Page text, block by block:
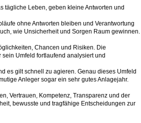
tägliche Leben, geben kleine Antworten und
ohne Antworten bleiben und Verantwortung
wie Unsicherheit und Sorgen Raum gewinnen.
Chancen und Risiken. Die
Umfeld fortlaufend analysiert und
es gilt schnell zu agieren. Genau dieses Umfeld
Anleger sogar ein sehr gutes Anlagejahr.
Vertrauen, Kompetenz, Transparenz und der
bewusste und tragfähige Entscheidungen zur